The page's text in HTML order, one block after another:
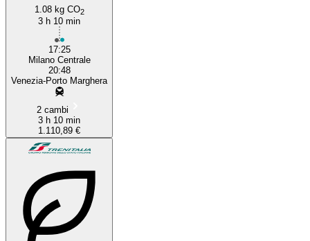
1.08 kg CO2
3 h 10 min
17:25
Milano Centrale
20:48
Venezia-Porto Marghera
2 cambi
3 h 10 min
1.110,89 €